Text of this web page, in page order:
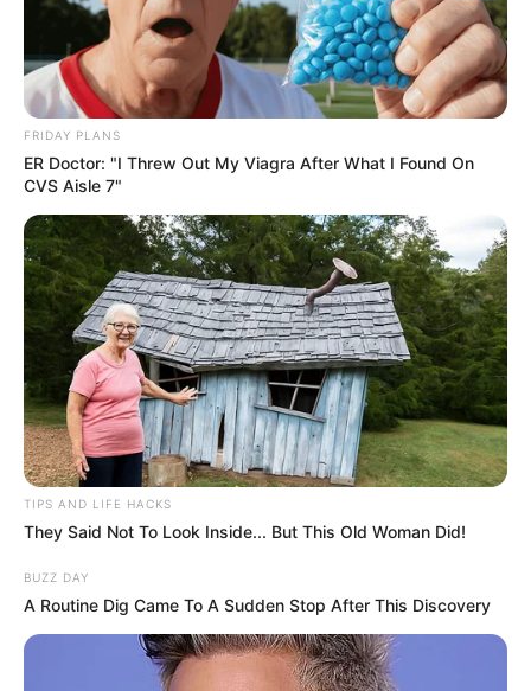
FRIDAY PLANS
ER Doctor: "I Threw Out My Viagra After What I Found On
CVS Aisle 7"
TIPS AND LIFE HACKS
They Said Not To Look Inside... But This Old Woman Did!
BUZZ DAY
A Routine Dig Came To A Sudden Stop After This Discovery